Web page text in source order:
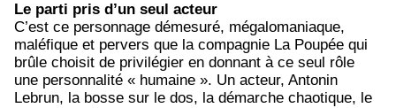
Le parti pris d’un seul acteur
C’est ce personnage démesuré, mégalomaniaque,
maléfique et pervers que la compagnie La Poupée qui
brûle choisit de privilégier en donnant à ce seul rôle
une personnalité « humaine ». Un acteur, Antonin
Lebrun, la bosse sur le dos, la démarche chaotique, le